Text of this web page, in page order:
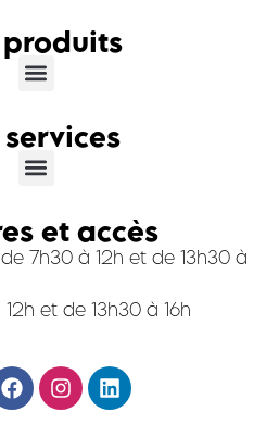
produits
services
et accès
7h30 à 12h et de 13h30 à
et de 13h30 à 16h